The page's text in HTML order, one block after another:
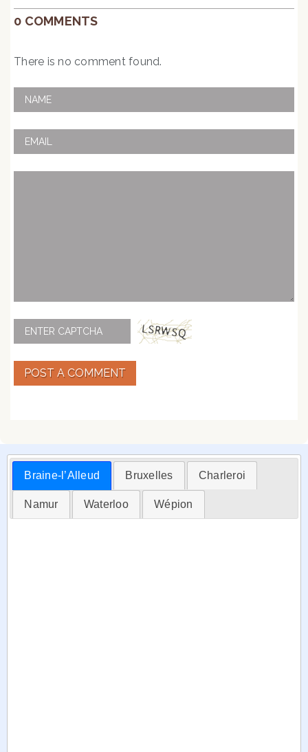
0 COMMENTS
There is no comment found.
POST A COMMENT
Braine-l’Alleud Bruxelles Charleroi
Namur Waterloo Wépion